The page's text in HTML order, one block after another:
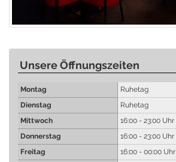
Unsere Öffnungszeiten
Montag
Ruhetag
Dienstag
Ruhetag
Mittwoch
16:00 - 23:00 Uhr
Donnerstag
16:00 - 23:00 Uhr
Freitag
16:00 - 00:00 Uhr